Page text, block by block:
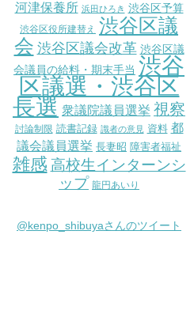
河津保養所 浜田ひろき 渋谷区予算
渋谷区役所建替え 渋谷区議
会 渋谷区議会改革 渋谷区議
会議員の給料・期末手当 渋谷
区議選・渋谷区
長選 衆議院議員選挙 視察
討論制限 読書記録 識者の意見 資料 都
議会議員選挙 長妻昭 障害者福祉
雑感 高校生インターンシ
ップ 龍円あいり
@kenpo_shibuyaさんのツイート